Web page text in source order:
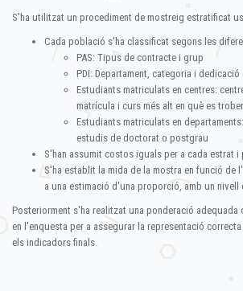
S'ha utilitzat un procediment de mostreig estratificat
Cada població s'ha classificat segons les
PAS: Tipus de contracte i grup
PDI: Departament, categoria i dedicació
Estudiants matriculats en centres:
matrícula i curs més alt en què es
Estudiants matriculats en
estudis de doctorat o postgrau
S'han assumit costos iguals per a cada estrat i
S'ha establit la mida de la mostra en funció de
a una estimació d'una proporció, amb un nivell
Posteriorment s'ha realitzat una ponderació
en l'enquesta per a assegurar la representació
els indicadors finals.